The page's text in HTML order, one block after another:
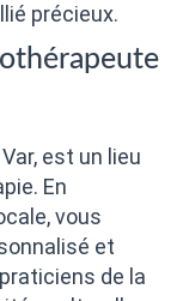
précieux.
est un lieu
En
vous
et
de la